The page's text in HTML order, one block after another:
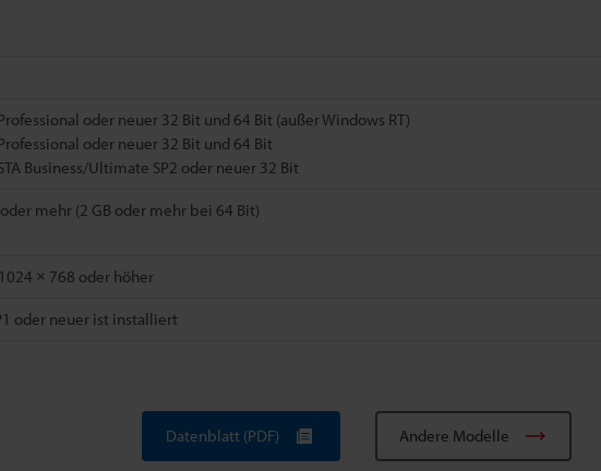
oder neuer 32 Bit und 64 Bit (außer Windows RT)
oder neuer 32 Bit und 64 Bit
Business/Ultimate SP2 oder neuer 32 Bit
mehr (2 GB oder mehr bei 64 Bit)
× 768 oder höher
oder neuer ist installiert
Datenblatt (PDF) Andere Modelle